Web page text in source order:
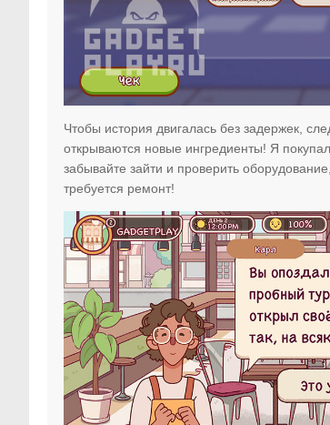
Чтобы история двигалась без задержек,
открываются новые ингредиенты! Я
забывайте зайти и проверить
требуется ремонт!